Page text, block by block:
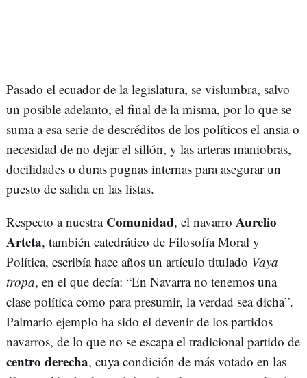
Pasado el ecuador de la legislatura, se vislumbra, salvo
un posible adelanto, el final de la misma, por lo que se
suma a esa serie de descréditos de los políticos el ansia o
necesidad de no dejar el sillón, y las arteras maniobras,
docilidades o duras pugnas internas para asegurar un
puesto de salida en las listas.
Respecto a nuestra Comunidad, el navarro Aurelio
Arteta, también catedrático de Filosofía Moral y
Política, escribía hace años un artículo titulado Vaya
tropa, en el que decía: “En Navarra no tenemos una
clase política como para presumir, la verdad sea dicha”.
Palmario ejemplo ha sido el devenir de los partidos
navarros, de lo que no se escapa el tradicional partido de
centro derecha, cuya condición de más votado en las